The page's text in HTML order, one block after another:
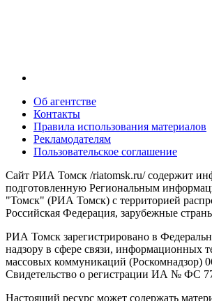
Об агентстве
Контакты
Правила использования материалов
Рекламодателям
Пользовательское соглашение
Сайт РИА Томск /riatomsk.ru/ содержит
подготовленную Региональным
"Томск" (РИА Томск) с территорией
Российская Федерация, зарубежные
РИА Томск зарегистрировано в
надзору в сфере связи, информационных
массовых коммуникаций (Роскомнадзор)
Свидетельство о регистрации ИА № ФС
Настоящий ресурс может содержать